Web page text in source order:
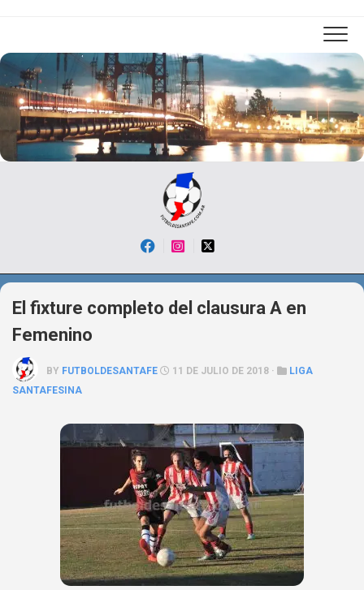
El fixture completo del clausura A en
Femenino
BY FUTBOLDESANTAFE 11 DE JULIO DE 2018 ·
LIGA
SANTAFESINA